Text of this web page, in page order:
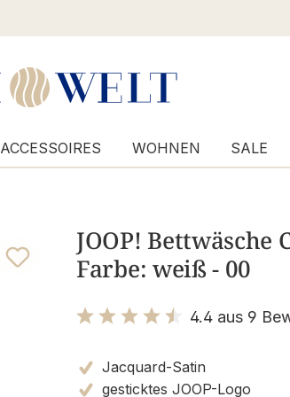
ACCESSOIRES WOHNEN SALE
JOOP! Bettwäsche
Farbe: weiß - 00
4.4 aus 9
Jacquard-Satin
gesticktes JOOP-Logo